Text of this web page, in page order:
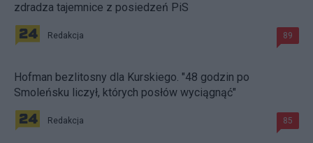
zdradza tajemnice z posiedzeń PiS
Redakcja 89
Hofman bezlitosny dla Kurskiego. "48 godzin po
Smoleńsku liczył, których posłów wyciągnąć"
Redakcja 85